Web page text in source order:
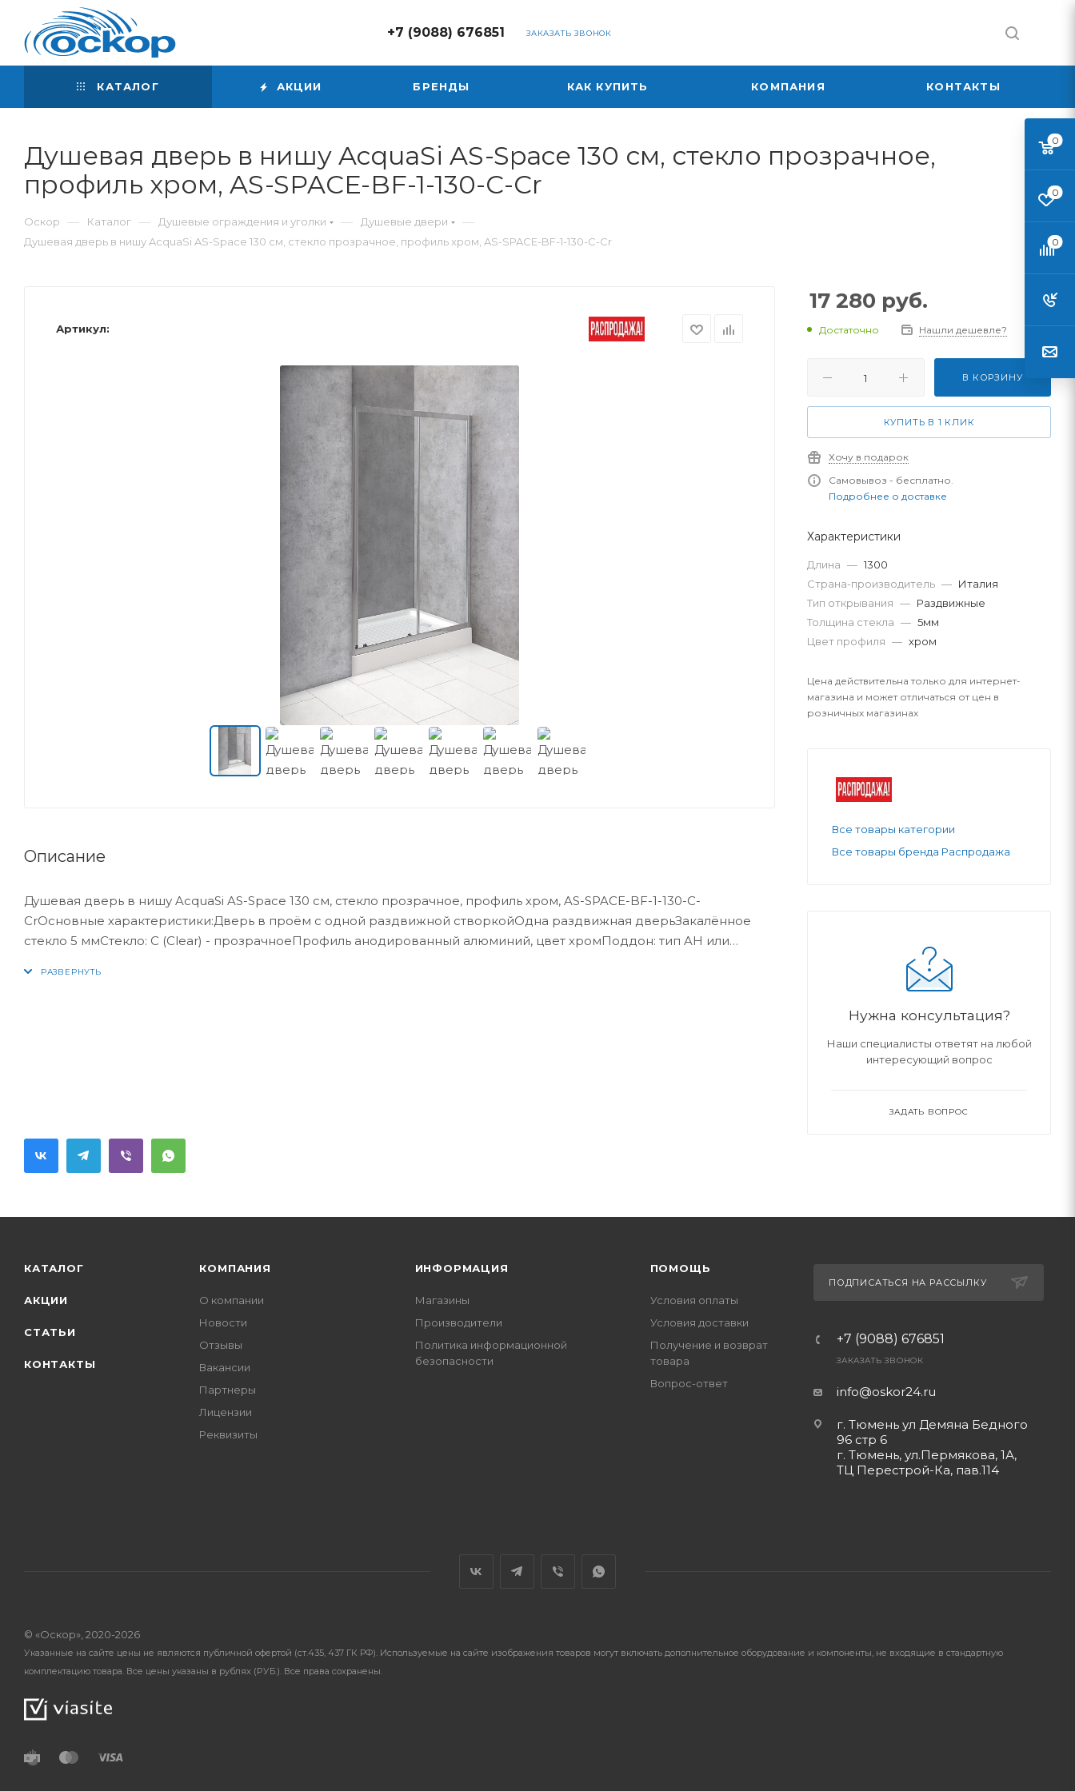
+7 (9088) 676851 ЗАКАЗАТЬ ЗВОНОК
КАТАЛОГ АКЦИИ БРЕНДЫ КАК КУПИТЬ КОМПАНИЯ КОНТАКТЫ
Душевая дверь в нишу AcquaSi AS-Space 130 см, стекло прозрачное,
профиль хром, AS-SPACE-BF-1-130-C-Cr
Оскор — Каталог — Душевые ограждения и уголки — Душевые двери —
Душевая дверь в нишу AcquaSi AS-Space 130 см, стекло прозрачное, профиль хром, AS-SPACE-BF-1-130-C-Cr
Артикул:
Описание
Душевая дверь в нишу AcquaSi AS-Space 130 см, стекло прозрачное, профиль хром, AS-SPACE-BF-1-130-C-
CrОсновные характеристики:Дверь в проём с одной раздвижной створкойОдна раздвижная дверьЗакалённое
стекло 5 ммСтекло: С (Clear) - прозрачноеПрофиль анодированный алюминий, цвет хромПоддон: тип AH или
17 280 руб.
Достаточно Нашли дешевле?
В КОРЗИНУ
КУПИТЬ В 1 КЛИК
Хочу в подарок
Самовывоз - бесплатно.
Подробнее о доставке
Характеристики
Длина — 1300
Страна-производитель — Италия
Тип открывания — Раздвижные
Толщина стекла — 5мм
Цвет профиля — хром
Цена действительна только для интернет-
магазина и может отличаться от цен в
розничных магазинах
Все товары категории
Все товары бренда Распродажа
Нужна консультация?
Наши специалисты ответят на любой
интересующий вопрос
ЗАДАТЬ ВОПРОС
КАТАЛОГ
АКЦИИ
СТАТЬИ
КОНТАКТЫ
КОМПАНИЯ
О компании
Новости
Отзывы
Вакансии
Партнеры
Лицензии
Реквизиты
ИНФОРМАЦИЯ
Магазины
Производители
Политика информационной
безопасности
ПОМОЩЬ
Условия оплаты
Условия доставки
Получение и возврат
товара
Вопрос-ответ
ПОДПИСАТЬСЯ НА РАССЫЛКУ
+7 (9088) 676851
ЗАКАЗАТЬ ЗВОНОК
info@oskor24.ru
г. Тюмень ул Демяна Бедного
96 стр 6
г. Тюмень, ул.Пермякова, 1А,
ТЦ Перестрой-Ка, пав.114
© «Оскор», 2020-2026
Указанные на сайте цены не являются публичной офертой (ст.435, 437 ГК РФ). Используемые на сайте изображения товаров могут включать дополнительное оборудование и компоненты, не входящие в стандартную
комплектацию товара. Все цены указаны в рублях (PУБ.). Все права сохранены.
0
0
0